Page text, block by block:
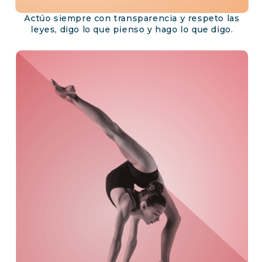
Actúo siempre con transparencia y respeto las
leyes, digo lo que pienso y hago lo que digo.